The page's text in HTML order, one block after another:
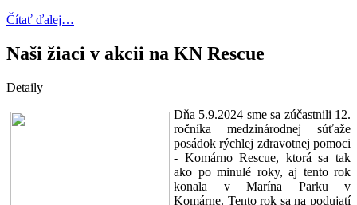
Čítať ďalej…
Naši žiaci v akcii na KN Rescue
Detaily
Dňa 5.9.2024 sme sa zúčastnili 12.
ročníka medzinárodnej súťaže
posádok rýchlej zdravotnej pomoci
- Komárno Rescue, ktorá sa tak
ako po minulé roky, aj tento rok
konala v Marína Parku v
Komárne. Tento rok sa na podujatí